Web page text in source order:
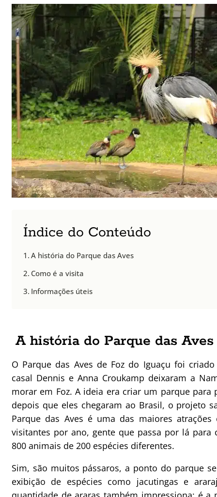
Índice do Conteúdo
A história do Parque das Aves
Como é a visita
Informações úteis
A história do Parque das Aves
O Parque das Aves de Foz do Iguaçu foi
casal Dennis e Anna Croukamp deixaram a
morar em Foz. A ideia era criar um parque para
depois que eles chegaram ao Brasil, o projeto
Parque das Aves é uma das maiores
visitantes por ano, gente que passa por lá para
800 animais de 200 espécies diferentes.
Sim, são muitos pássaros, a ponto do parque
exibição de espécies como jacutingas e